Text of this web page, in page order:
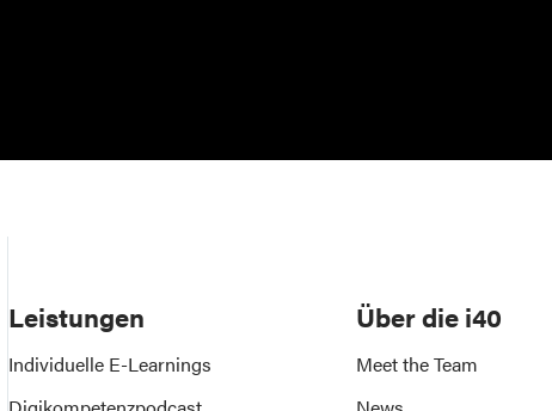
Leistungen
Individuelle E-Learnings
Über die i40
Meet the Team